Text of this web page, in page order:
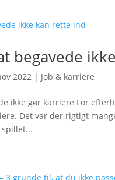
begavede
2022 | Job & karriere
ikke gør karriere For
Det var der rigtigt